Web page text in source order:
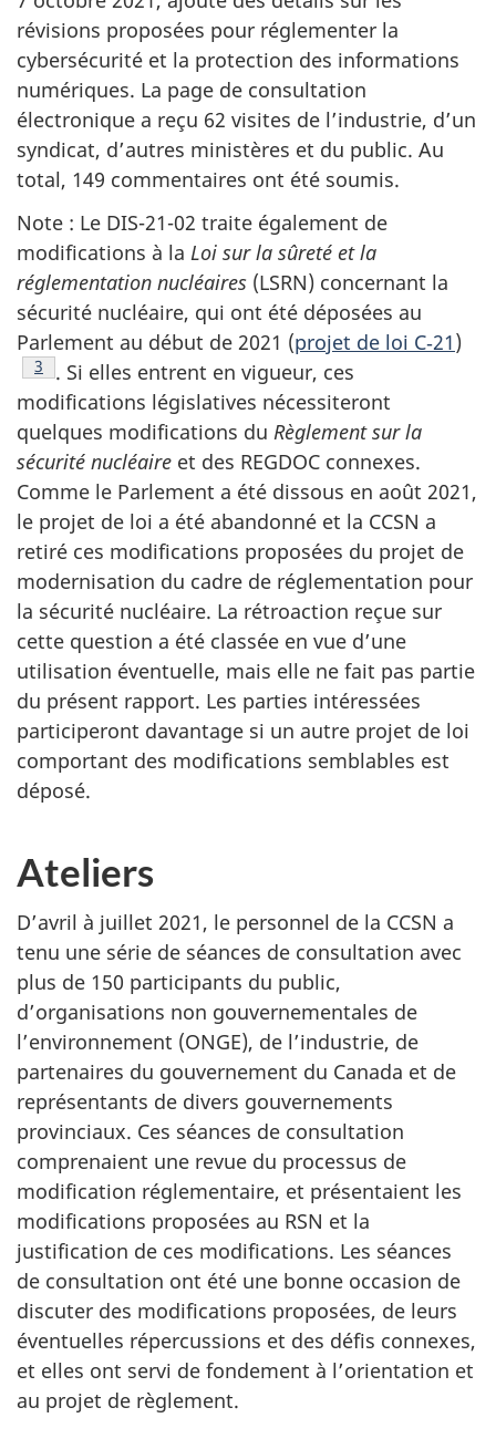
révisions proposées pour réglementer la
cybersécurité et la protection des informations
numériques. La page de consultation
électronique a reçu 62 visites de l’industrie, d’un
syndicat, d’autres ministères et du public. Au
total, 149 commentaires ont été soumis.
Note : Le DIS-21-02 traite également de
modifications à la Loi sur la sûreté et la
réglementation nucléaires (LSRN) concernant la
sécurité nucléaire, qui ont été déposées au
Parlement au début de 2021 (projet de loi C‑21)
Note de bas de page
3
. Si elles entrent en vigueur, ces
modifications législatives nécessiteront
quelques modifications du Règlement sur la
sécurité nucléaire et des REGDOC connexes.
Comme le Parlement a été dissous en août 2021,
le projet de loi a été abandonné et la CCSN a
retiré ces modifications proposées du projet de
modernisation du cadre de réglementation pour
la sécurité nucléaire. La rétroaction reçue sur
cette question a été classée en vue d’une
utilisation éventuelle, mais elle ne fait pas partie
du présent rapport. Les parties intéressées
participeront davantage si un autre projet de loi
comportant des modifications semblables est
déposé.
Ateliers
D’avril à juillet 2021, le personnel de la CCSN a
tenu une série de séances de consultation avec
plus de 150 participants du public,
d’organisations non gouvernementales de
l’environnement (ONGE), de l’industrie, de
partenaires du gouvernement du Canada et de
représentants de divers gouvernements
provinciaux. Ces séances de consultation
comprenaient une revue du processus de
modification réglementaire, et présentaient les
modifications proposées au RSN et la
justification de ces modifications. Les séances
de consultation ont été une bonne occasion de
discuter des modifications proposées, de leurs
éventuelles répercussions et des défis connexes,
et elles ont servi de fondement à l’orientation et
au projet de règlement.